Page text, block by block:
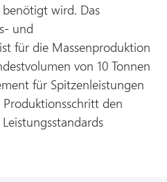
wird. Das
und
für die Massenproduktion
von 10 Tonnen
für Spitzenleistungen
den